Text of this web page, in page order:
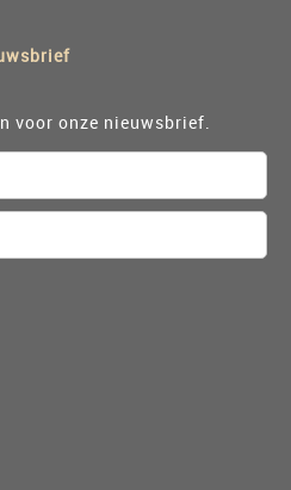
voor onze nieuwsbrief.